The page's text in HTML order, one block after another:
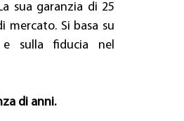
sua garanzia di 25
mercato. Si basa su
sulla fiducia nel
di anni.